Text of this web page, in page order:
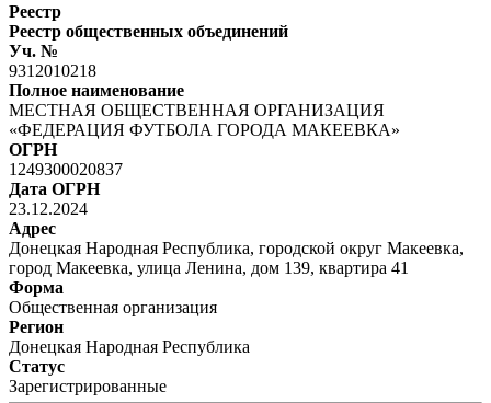
Реестр
Реестр общественных объединений
Уч. №
9312010218
Полное наименование
МЕСТНАЯ ОБЩЕСТВЕННАЯ ОРГАНИЗАЦИЯ
«ФЕДЕРАЦИЯ ФУТБОЛА ГОРОДА МАКЕЕВКА»
ОГРН
1249300020837
Дата ОГРН
23.12.2024
Адрес
Донецкая Народная Республика, городской округ Макеевка,
город Макеевка, улица Ленина, дом 139, квартира 41
Форма
Общественная организация
Регион
Донецкая Народная Республика
Статус
Зарегистрированные